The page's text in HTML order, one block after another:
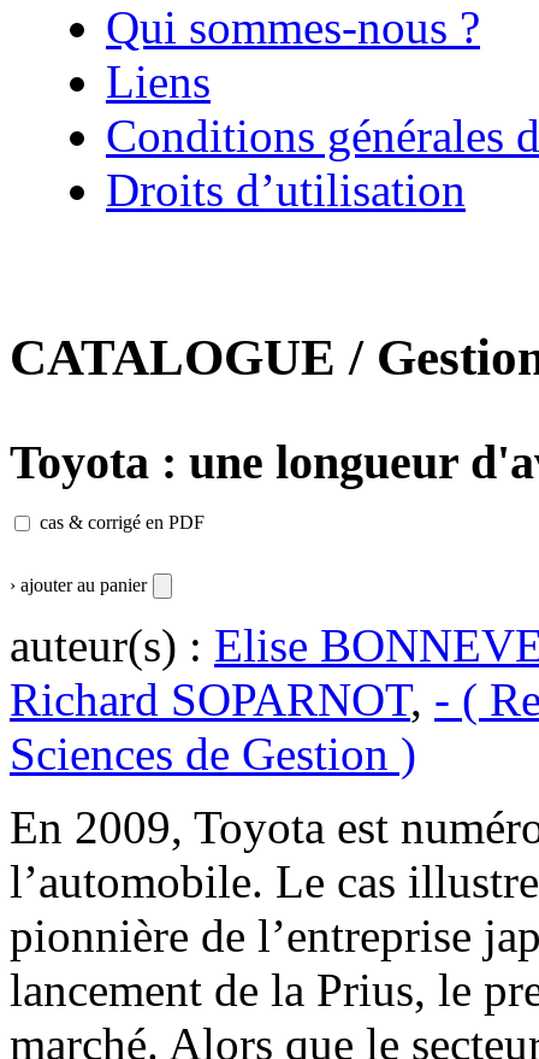
Qui sommes-nous ?
Liens
Conditions générales
Droits d’utilisation
CATALOGUE /
Toyota : une longueur
cas & corrigé en PDF
› ajouter au panier
auteur(s) : Elise
Richard SOPARNOT, - (
Sciences de Gestion )
En 2009, Toyota est
l’automobile. Le cas
pionnière de l’entreprise
lancement de la Prius, le
marché. Alors que le